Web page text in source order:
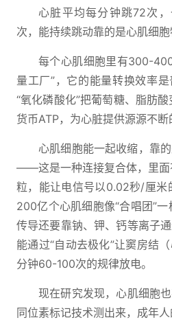
心脏平均每分钟跳72次
次，能持续跳动靠的是心肌细胞
每个心肌细胞里有300-
量工厂”，它的能量转换效率
“氧化磷酸化”把葡萄糖、脂肪
货币ATP，为心脏提供源源不断
心肌细胞能一起收缩，靠
——这是一种连接复合体，里面
粒，能让电信号以0.02秒/厘米
200亿个心肌细胞像“合唱团”
传导还要靠钠、钾、钙等离子
能通过“自动去极化”让窦房结
分钟60-100次的规律放电。
现在研究发现，心肌细胞
同位素标记技术测出来，成年